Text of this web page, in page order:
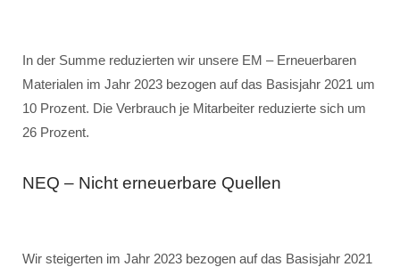
In der Summe reduzierten wir unsere EM – Erneuerbaren
Materialen im Jahr 2023 bezogen auf das Basisjahr 2021 um
10 Prozent. Die Verbrauch je Mitarbeiter reduzierte sich um
26 Prozent.
NEQ – Nicht erneuerbare Quellen
Wir steigerten im Jahr 2023 bezogen auf das Basisjahr 2021